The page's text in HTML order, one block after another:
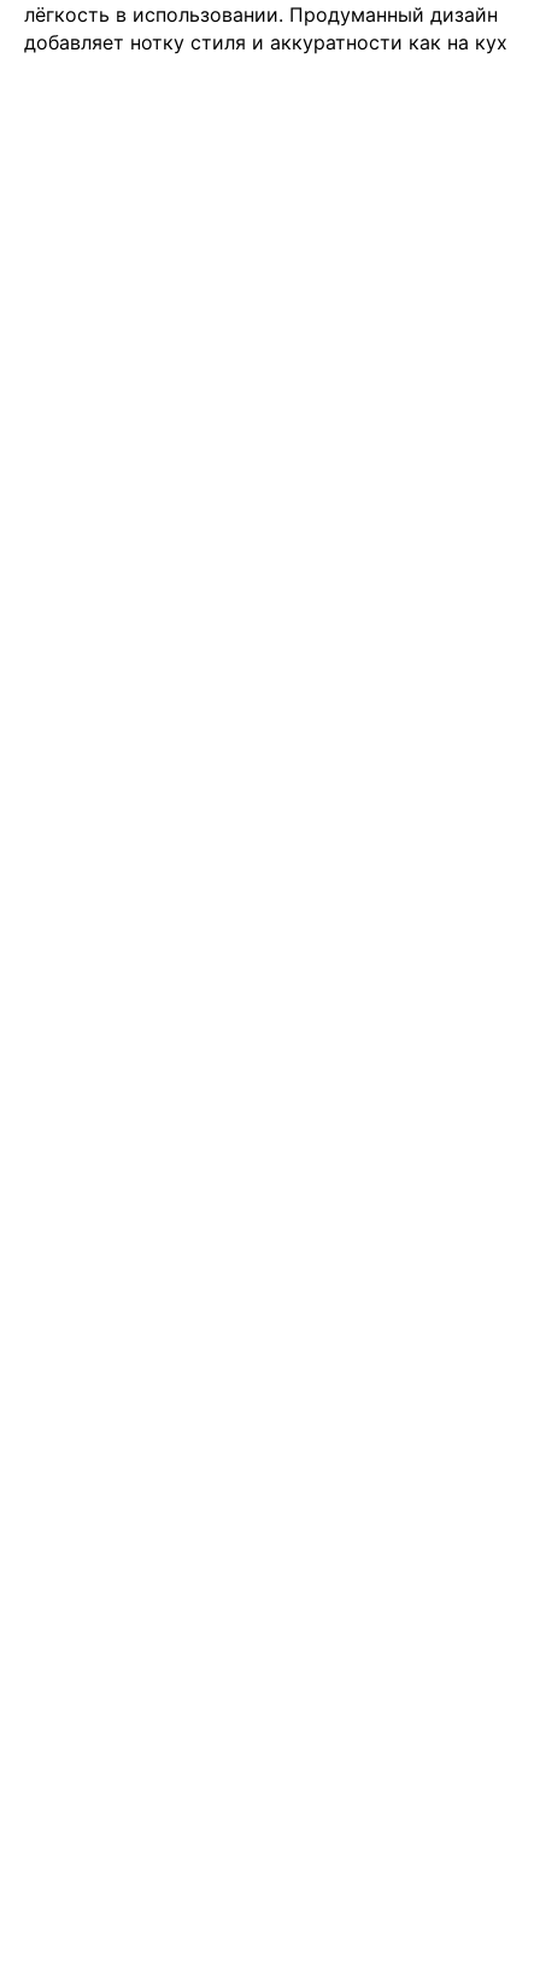
лёгкость в использовании. Продуманный дизайн
добавляет нотку стиля и аккуратности как на кух